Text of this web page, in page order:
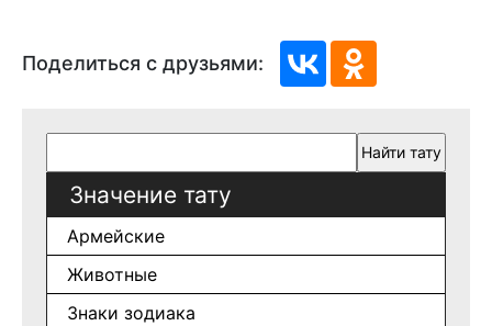
Поделиться с друзьями:
Значение тату
Армейские
Животные
Знаки зодиака